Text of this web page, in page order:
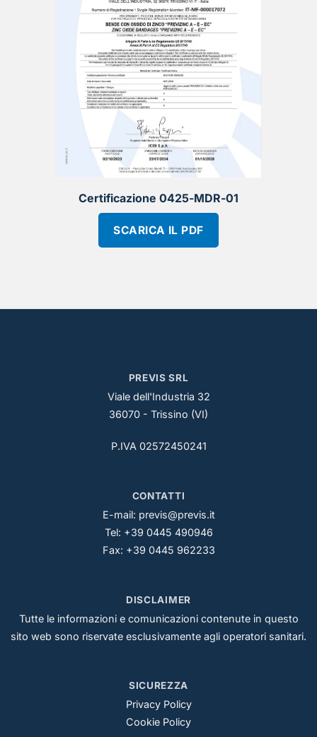
Certificazione 0425-MDR-01
SCARICA IL PDF
PREVIS SRL
Viale dell'Industria 32
36070 - Trissino (VI)
P.IVA 02572450241
CONTATTI
E-mail: previs@previs.it
Tel: +39 0445 490946
Fax: +39 0445 962233
DISCLAIMER
Tutte le informazioni e comunicazioni contenute in questo
sito web sono riservate esclusivamente agli operatori sanitari.
SICUREZZA
Privacy Policy
Cookie Policy